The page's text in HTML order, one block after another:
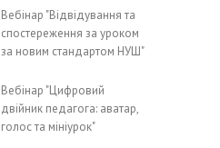
Вебінар "Відвідування та
спостереження за уроком
за новим стандартом НУШ"
Вебінар "Цифровий
двійник педагога: аватар,
голос та мініурок"